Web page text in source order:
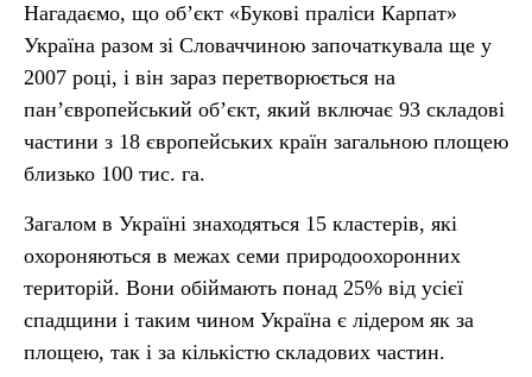
Нагадаємо, що обʼєкт «Букові праліси Карпат»
Україна разом зі Словаччиною започаткувала ще у
2007 році, і він зараз перетворюється на
пан’європейський об’єкт, який включає 93 складові
частини з 18 європейських країн загальною площею
близько 100 тис. га.
Загалом в Україні знаходяться 15 кластерів, які
охороняються в межах семи природоохоронних
територій. Вони обіймають понад 25% від усієї
спадщини і таким чином Україна є лідером як за
площею, так і за кількістю складових частин.